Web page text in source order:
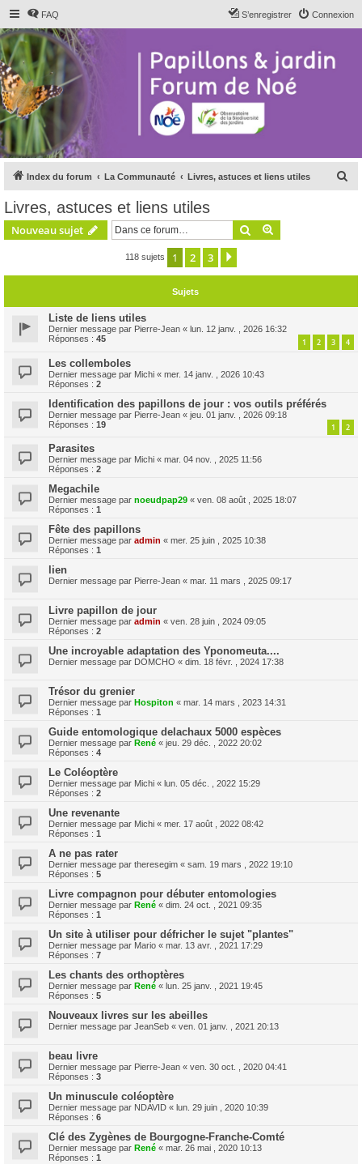
FAQ Connexion
S’enregistrer
Index du forum La Communauté Livres, astuces et liens utiles
r
Livres, astuces et liens utiles
Nouveau sujet Rechercher
118 sujets 1 2 3
Sujets
Liste de liens utiles
Dernier message par Pierre-Jean « lun. 12 janv. , 2026 16:32
Réponses : 45 1 2 3 4
Les collemboles
Dernier message par Michi « mer. 14 janv. , 2026 10:43
Réponses : 2
Identification des papillons de jour : vos outils préférés
Dernier message par Pierre-Jean « jeu. 01 janv. , 2026 09:18
Réponses : 19 1 2
Parasites
Dernier message par Michi « mar. 04 nov. , 2025 11:56
Réponses : 2
Megachile
Dernier message par noeudpap29 « ven. 08 août , 2025 18:07
Réponses : 1
Fête des papillons
Dernier message par admin « mer. 25 juin , 2025 10:38
Réponses : 1
lien
Dernier message par Pierre-Jean « mar. 11 mars , 2025 09:17
Livre papillon de jour
Dernier message par admin « ven. 28 juin , 2024 09:05
Réponses : 2
Une incroyable adaptation des Yponomeuta....
Dernier message par DOMCHO « dim. 18 févr. , 2024 17:38
Trésor du grenier
Dernier message par Hospiton « mar. 14 mars , 2023 14:31
Réponses : 1
Guide entomologique delachaux 5000 espèces
Dernier message par René « jeu. 29 déc. , 2022 20:02
Réponses : 4
Le Coléoptère
Dernier message par Michi « lun. 05 déc. , 2022 15:29
Réponses : 2
Une revenante
Dernier message par Michi « mer. 17 août , 2022 08:42
Réponses : 1
A ne pas rater
Dernier message par theresegim « sam. 19 mars , 2022 19:10
Réponses : 5
Livre compagnon pour débuter entomologies
Dernier message par René « dim. 24 oct. , 2021 09:35
Réponses : 1
Un site à utiliser pour défricher le sujet "plantes"
Dernier message par Mario « mar. 13 avr. , 2021 17:29
Réponses : 7
Les chants des orthoptères
Dernier message par René « lun. 25 janv. , 2021 19:45
Réponses : 5
Nouveaux livres sur les abeilles
Dernier message par JeanSeb « ven. 01 janv. , 2021 20:13
beau livre
Dernier message par Pierre-Jean « ven. 30 oct. , 2020 04:41
Réponses : 3
Un minuscule coléoptère
Dernier message par NDAVID « lun. 29 juin , 2020 10:39
Réponses : 6
Clé des Zygènes de Bourgogne-Franche-Comté
Dernier message par René « mar. 26 mai , 2020 10:13
Réponses : 1